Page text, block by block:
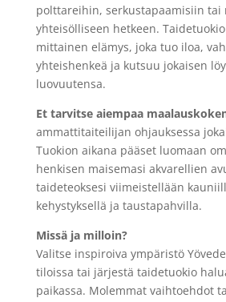
polttareihin, serkustapaamisiin tai
yhteisölliseen hetkeen.
mittainen elämys, joka tuo iloa,
yhteishenkeä ja kutsuu jokaisen
luovuutensa.
Et tarvitse aiempaa
ammattitaiteilijan ohjauksessa
Tuokion aikana pääset luomaan
henkisen maisemasi akvarellien
taideteoksesi viimeistellään
kehystyksellä ja taustapahvilla.
Missä ja milloin?
Valitse inspiroiva ympäristö
tiloissa tai järjestä taidetuokio
paikassa. Molemmat vaihtoehdot